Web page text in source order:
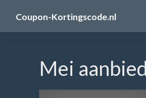
Coupon-Kortingscode.nl
Mei